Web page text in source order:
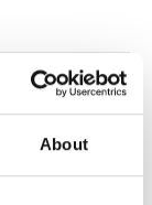
About